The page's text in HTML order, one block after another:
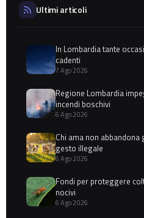
Ultimi articoli
In Lombardia tante
cadenti
7 Ago 2026
Regione Lombardia
incendi boschivi
6 Ago 2026
Chi ama non
gesto illegale
6 Ago 2026
Fondi per proteggere
nocivi
6 Ago 2026